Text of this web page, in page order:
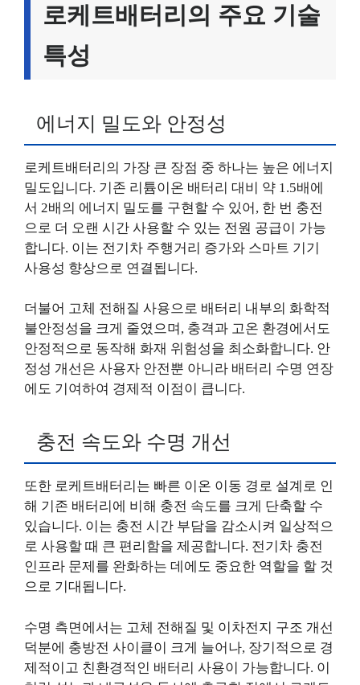
로케트배터리의 주요 기술
특성
에너지 밀도와 안정성
로케트배터리의 가장 큰 장점 중 하나는 높은 에너지
밀도입니다. 기존 리튬이온 배터리 대비 약 1.5배에
서 2배의 에너지 밀도를 구현할 수 있어, 한 번 충전
으로 더 오랜 시간 사용할 수 있는 전원 공급이 가능
합니다. 이는 전기차 주행거리 증가와 스마트 기기
사용성 향상으로 연결됩니다.
더불어 고체 전해질 사용으로 배터리 내부의 화학적
불안정성을 크게 줄였으며, 충격과 고온 환경에서도
안정적으로 동작해 화재 위험성을 최소화합니다. 안
정성 개선은 사용자 안전뿐 아니라 배터리 수명 연장
에도 기여하여 경제적 이점이 큽니다.
충전 속도와 수명 개선
또한 로케트배터리는 빠른 이온 이동 경로 설계로 인
해 기존 배터리에 비해 충전 속도를 크게 단축할 수
있습니다. 이는 충전 시간 부담을 감소시켜 일상적으
로 사용할 때 큰 편리함을 제공합니다. 전기차 충전
인프라 문제를 완화하는 데에도 중요한 역할을 할 것
으로 기대됩니다.
수명 측면에서는 고체 전해질 및 이차전지 구조 개선
덕분에 충방전 사이클이 크게 늘어나, 장기적으로 경
제적이고 친환경적인 배터리 사용이 가능합니다. 이